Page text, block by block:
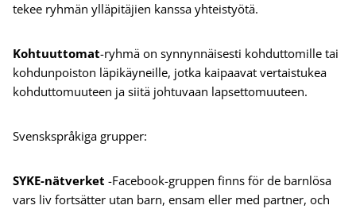
tekee ryhmän ylläpitäjien kanssa yhteistyötä.
Kohtuuttomat-ryhmä on synnynnäisesti kohduttomille tai
kohdunpoiston läpikäyneille, jotka kaipaavat vertaistukea
kohduttomuuteen ja siitä johtuvaan lapsettomuuteen.
Svenskspråkiga grupper:
SYKE-nätverket -Facebook-gruppen finns för de barnlösa
vars liv fortsätter utan barn, ensam eller med partner, och